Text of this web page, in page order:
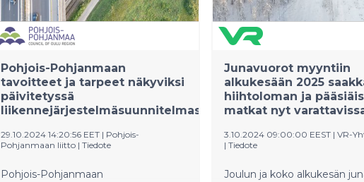
Pohjois-Pohjanmaan
tavoitteet ja tarpeet näkyviksi
päivitetyssä
liikennejärjestelmäsuunnitelmassa
29.10.2024 14:20:56 EET | Pohjois-
Pohjanmaan liitto | Tiedote
Pohjois-Pohjanmaan
Junavuorot myyntiin
alkukesään 2025
hiihtoloman ja
matkat nyt
3.10.2024 09:00:00 EEST | VR-
| Tiedote
Joulun ja koko alkukesän